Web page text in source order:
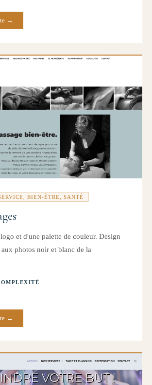
→
BIEN-ÊTRE, SANTÉ
et d'une palette de couleur. Design
aux photos noir et blanc de la
→